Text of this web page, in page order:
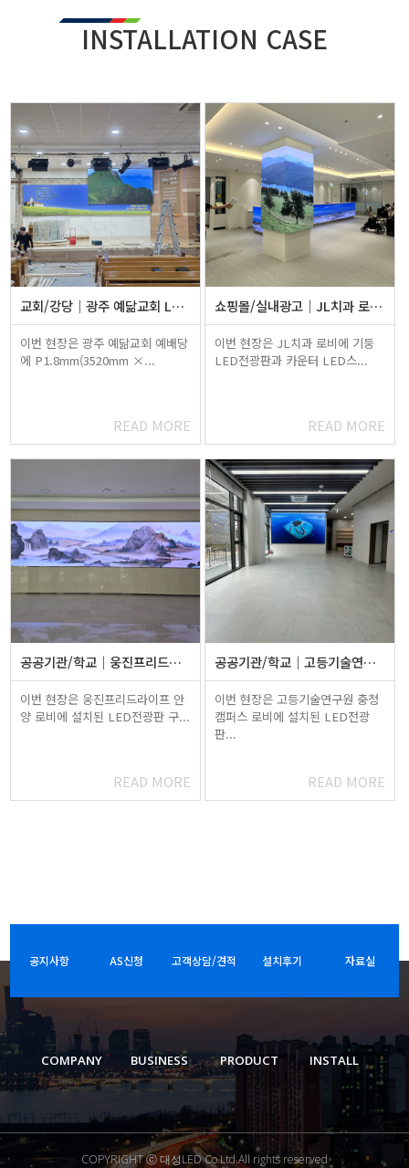
INSTALLATION CASE
교회/강당 광주 예닮교회 LED전광판 설치
이번 현장은 광주 예닮교회 예배당
에 P1.8mm(3520mm ×...
READ MORE
쇼핑몰/실내광고 JL치과 로비 기둥 LED전광판 및 …
이번 현장은 JL치과 로비에 기둥
LED전광판과 카운터 LED스...
READ MORE
공공기관/학교 웅진프리드라이프 안양 로비 LED전광…
이번 현장은 웅진프리드라이프 안
양 로비에 설치된 LED전광판 구...
READ MORE
공공기관/학교 고등기술연구원 충청캠퍼스 로비 LED…
이번 현장은 고등기술연구원 충청
캠퍼스 로비에 설치된 LED전광
판...
READ MORE
공지사항 AS신청 고객상담/견적 설치후기 자료실
COMPANY BUSINESS PRODUCT INSTALL
COPYRIGHT ⓒ 대성LED Co.Ltd.All rights reserved